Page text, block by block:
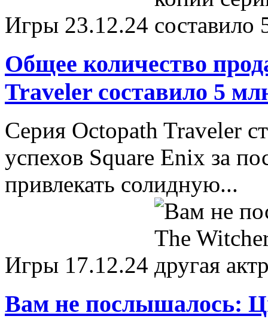
Игры 23.12.24
Общее количество
Traveler составило 5
Серия Octopath Traveler
успехов Square Enix за
привлекать солидную...
Игры 17.12.24
Вам не послышалось: